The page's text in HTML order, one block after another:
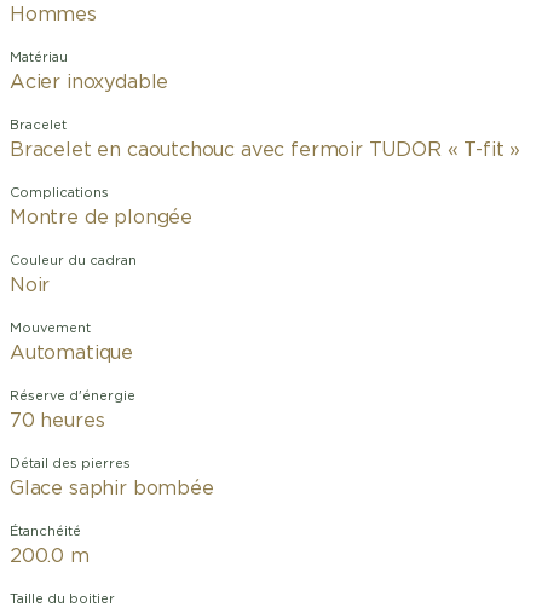
Hommes
Matériau
Acier inoxydable
Bracelet
Bracelet en caoutchouc avec fermoir TUDOR « T-fit »
Complications
Montre de plongée
Couleur du cadran
Noir
Mouvement
Automatique
Réserve d'énergie
70 heures
Détail des pierres
Glace saphir bombée
Étanchéité
200.0 m
Taille du boitier